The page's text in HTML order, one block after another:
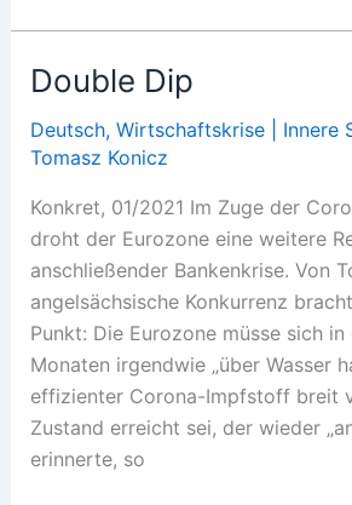
Be
Money.
An
Inside
View
Capitalism
Double Dip
Deutsch, Wirtschaftskrise | Innere
Tomasz Konicz
Konkret, 01/2021 Im Zuge der
droht der Eurozone eine weitere
anschließender Bankenkrise. Von
angelsächsische Konkurrenz
Punkt: Die Eurozone müsse sich
Monaten irgendwie „über Wasser
effizienter Corona-Impfstoff breit
Zustand erreicht sei, der wieder
erinnerte, so